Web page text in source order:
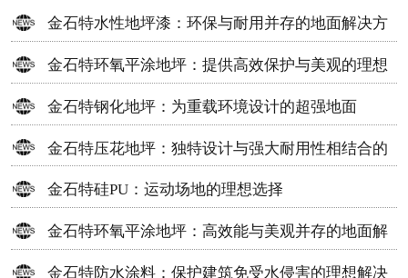
金石特水性地坪漆：环保与耐用并存的地面解决方
案
金石特环氧平涂地坪：提供高效保护与美观的理想
选择
金石特钢化地坪：为重载环境设计的超强地面
金石特压花地坪：独特设计与强大耐用性相结合的
地面材料
金石特硅PU：运动场地的理想选择
金石特环氧平涂地坪：高效能与美观并存的地面解
决方案
金石特防水涂料：保护建筑免受水侵害的理想解决